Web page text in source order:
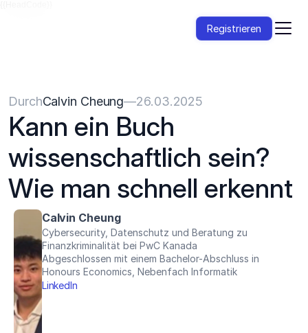
Registrieren
DurchCalvin Cheung—26.03.2025
Kann ein Buch
wissenschaftlich sein?
Wie man schnell erkennt
Calvin Cheung
Cybersecurity, Datenschutz und Beratung zu
Finanzkriminalität bei PwC Kanada
Abgeschlossen mit einem Bachelor-Abschluss in
Honours Economics, Nebenfach Informatik
LinkedIn